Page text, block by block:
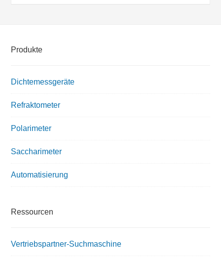
Produkte
Dichtemessgeräte
Refraktometer
Polarimeter
Saccharimeter
Automatisierung
Ressourcen
Vertriebspartner-Suchmaschine